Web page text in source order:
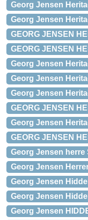
Georg Jensen
Georg Jensen
GEORG JENSEN
GEORG JENSEN
Georg Jensen
Georg Jensen
Georg Jensen
GEORG JENSEN
Georg Jensen
GEORG JENSEN
Georg Jensen herre
Georg Jensen
Georg Jensen
Georg Jensen
Georg Jensen